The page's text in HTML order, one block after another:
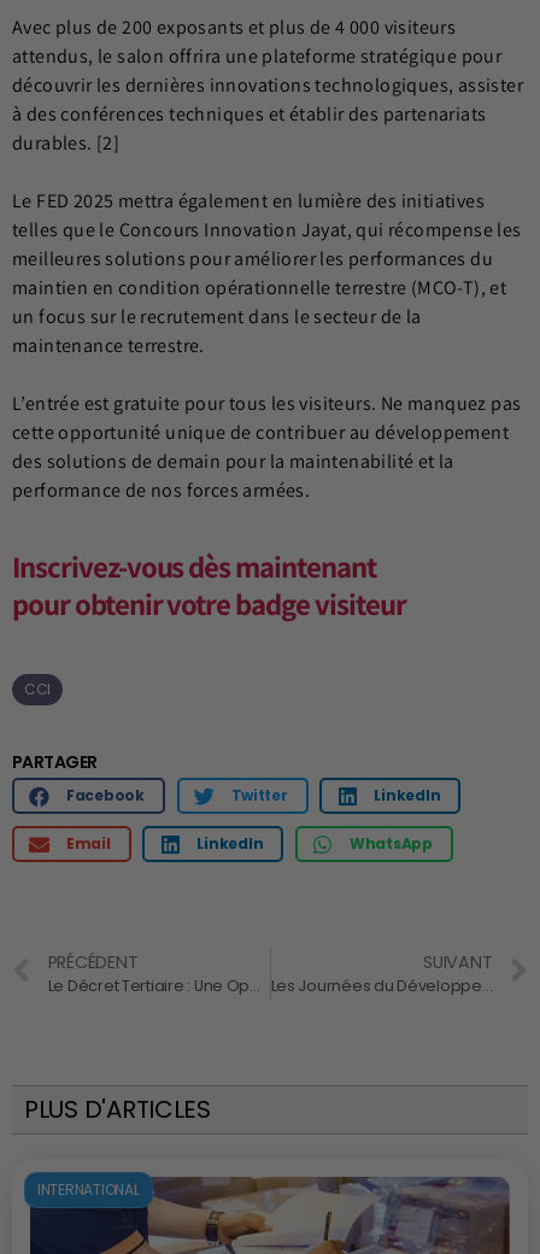
Avec plus de 200 exposants et plus de 4 000 visiteurs
attendus, le salon offrira une plateforme stratégique pour
découvrir les dernières innovations technologiques, assister
à des conférences techniques et établir des partenariats
durables. [2]
Le FED 2025 mettra également en lumière des initiatives
telles que le Concours Innovation Jayat, qui récompense les
meilleures solutions pour améliorer les performances du
maintien en condition opérationnelle terrestre (MCO-T), et
un focus sur le recrutement dans le secteur de la
maintenance terrestre.
L’entrée est gratuite pour tous les visiteurs. Ne manquez pas
cette opportunité unique de contribuer au développement
des solutions de demain pour la maintenabilité et la
performance de nos forces armées.
Inscrivez-vous dès maintenant
pourobtenir votre badge visiteur
CCI
PARTAGER
Facebook Twitter LinkedIn
Email LinkedIn WhatsApp
PRÉCÉDENT
Le Décret Tertiaire : Une Opportunité pour les PME et ETI
SUIVANT
Les Journées du Développement Durable en Ile-de-France de 10 au 20 juin
PLUS D'ARTICLES
INTERNATIONAL